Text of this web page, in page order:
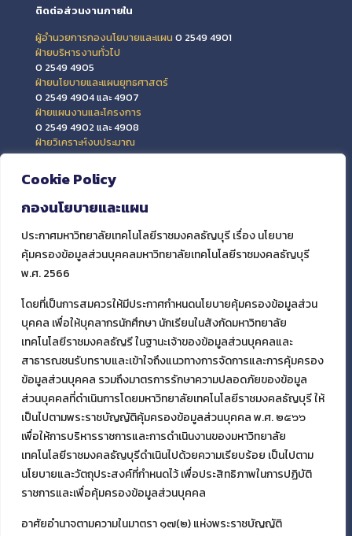
Cookie Policy
กองนโยบายและแผน
ประกาศมหาวิทยาลัยเทคโนโลยีราชมงคลธัญบุรี เรื่อง นโยบาย
คุ้มครองข้อมูลส่วนบุคคลมหาวิทยาลัยเทคโนโลยีราชมงคลธัญบุรี
พ.ศ. 2566
โดยที่เป็นการสมควรให้มีประกาศกำหนดนโยบายคุ้มครองข้อมูลส่วน
บุคคล เพื่อให้บุคลากรนักศึกษา นักเรียนในสังกัดมหาวิทยาลัย
เทคโนโลยีราชมงคลธัญรี ในฐานะเจ้าของข้อมูลส่วนบุคคลและ
สาธารณชนรับทราบและเข้าใจถึงแนวทางการจัดการและการคุ้มครอง
ข้อมูลส่วนบุคคล รวมถึงมาตรการรักษาความปลอดภัยของข้อมูล
ส่วนบุคคลที่ดำเนินการโดยมหาวิทยาลัยเทคโนโลยีราชมงคลธัญบุรี ให้
เป็นไปตามพระราชบัญญัติคุ้มครองข้อมูลส่วนบุคคล พ.ศ. ๒๕๖๖
เพื่อให้การบริหารราชการและการดำเนินงานของมหาวิทยาลัย
เทคโนโลยีราชมงคลธัญบุรีดำเนินไปด้วยความเรียบร้อย เป็นไปตาม
นโยบายและวัตถุประสงค์ที่กำหนดไว้ เพื่อประสิทธิภาพในการปฏิบัติ
ราชการและเพื่อคุ้มครองข้อมูลส่วนบุคคล
อาศัยอำนาจตามความในมาตรา ๑๗(๒) แห่งพระราชบัญญัติ
ติดต่อส่วนงานภายใน
ผู้อำนวยการกองนโยบายและแผน 0 2549 4901
ฝ่ายบริหารงานทั่วไป
0 2549 4905
ฝ่ายนโยบายและแผนยุทธศาสตร์
0 2549 4904 และ 4907
ฝ่ายแผนงานและโครงการ
0 2549 4902 และ 4908
ฝ่ายวิเคราะห์งบประมาณ
0 2549 4903 และ 4909
ฝ่ายข้อมูลสารสนเทศและติดตามประเมินผล
0 2549 4906